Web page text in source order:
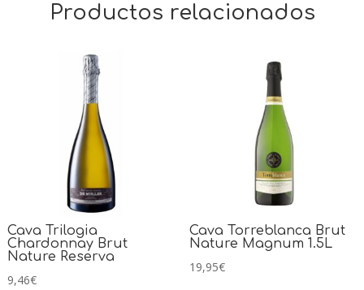
Productos relacionados
Cava Trilogia
Chardonnay Brut
Nature Reserva
9,46€
Cava Torreblanca Brut
Nature Magnum 1.5L
19,95€